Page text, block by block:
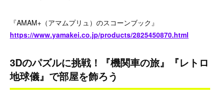
『AMAM+（アマムプリュ）のスコーンブック』
https://www.yamakei.co.jp/products/2825450870.html
3Dのパズルに挑戦！『機関車の旅』『レトロ
地球儀』で部屋を飾ろう